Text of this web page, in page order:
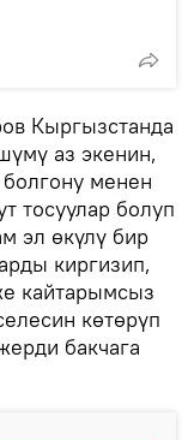
Кыргызстанда
аз экенин,
менен
тосуулар болуп
эл өкүлү бир
киргизип,
кайтарымсыз
көтөрүп
бакчага